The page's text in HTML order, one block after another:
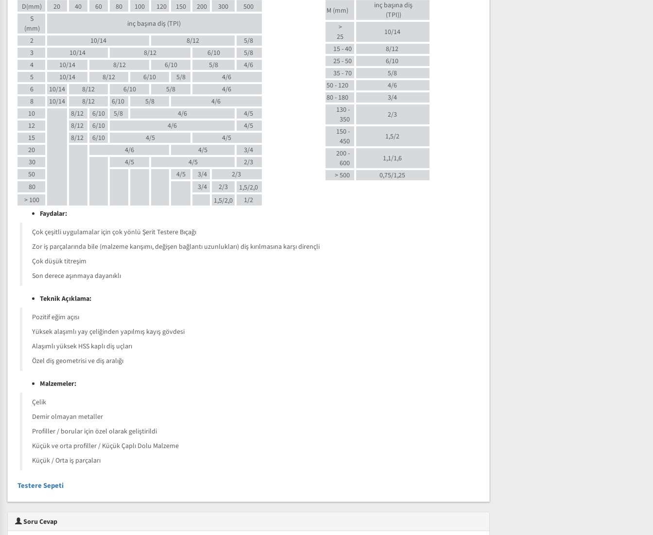
D(mm) 20 40 60 80 100 120 150 200 300
500
S
(mm)
inç başına diş (TPI)
2
10/14 8/12
5/8
3
10/14 8/12 6/10
5/8
4
10/14 8/12 6/10 5/8
4/6
5
10/14 8/12 6/10 5/8
4/6
6
10/14 8/12 6/10 5/8
4/6
8
10/14 8/12 6/10 5/8
4/6
10
8/12 6/10 5/8 4/6
4/5
12
8/12 6/10 4/6
4/5
15
8/12 6/10 4/5
4/5
20
4/6 4/5
3/4
30
4/5 4/5
2/3
50
4/5 3/4
2/3
80
3/4 2/3
1,5/2,0
> 100
1,5/2,0 1/2
M (mm)
inç başına diş
(TPI))
>
25
10/14
15 - 40
8/12
25 - 50
6/10
35 - 70
5/8
50 - 120
4/6
80 - 180
3/4
130 -
350
2/3
150 -
450
1,5/2
200 -
600
1,1/1,6
> 500
0,75/1,25
Faydalar:
Çok çeşitli uygulamalar için çok yönlü Şerit Testere Bıçağı
Zor iş parçalarında bile (malzeme karışımı, değişen bağlantı uzunlukları) diş kırılmasına karşı dirençli
Çok düşük titreşim
Son derece aşınmaya dayanıklı
Teknik Açıklama:
Pozitif eğim açısı
Yüksek alaşımlı yay çeliğinden yapılmış kayış gövdesi
Alaşımlı yüksek HSS kaplı diş uçları
Özel diş geometrisi ve diş aralığı
Malzemeler:
Çelik
Demir olmayan metaller
Profiller / borular için özel olarak geliştirildi
Küçük ve orta profiller / Küçük Çaplı Dolu Malzeme
Küçük / Orta iş parçaları
Testere Sepeti
Soru Cevap